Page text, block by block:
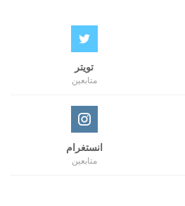
تويتر
متابعين
انستغرام
متابعين